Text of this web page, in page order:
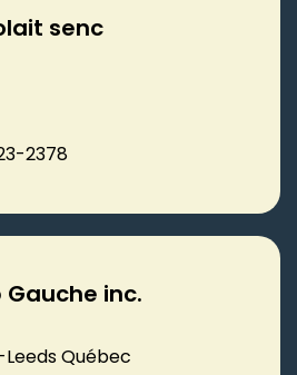
senc
2378
inc.
Québec